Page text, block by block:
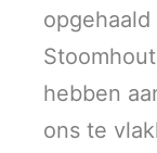
hebben
ons te